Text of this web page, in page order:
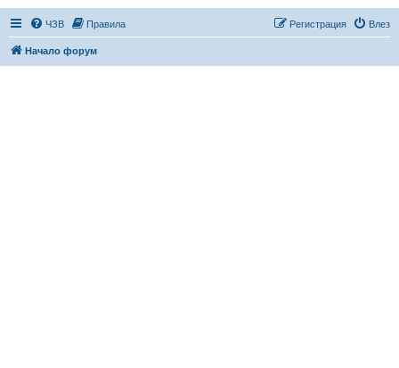
ЧЗВ Правила Влез
Регистрация
Начало форум